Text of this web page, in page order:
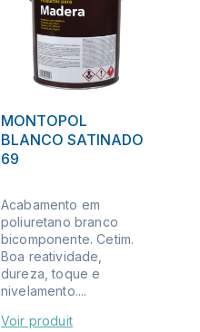
MONTOPOL
BLANCO SATINADO
69
Acabamento em
poliuretano branco
bicomponente. Cetim.
Boa reatividade,
dureza, toque e
nivelamento....
Voir produit